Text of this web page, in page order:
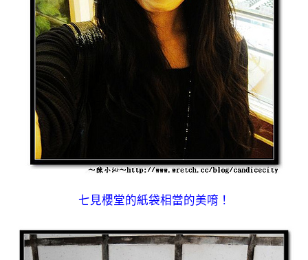
七見櫻堂的紙袋相當的美唷！